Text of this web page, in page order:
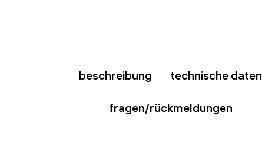
beschreibung technische daten
fragen/rückmeldungen